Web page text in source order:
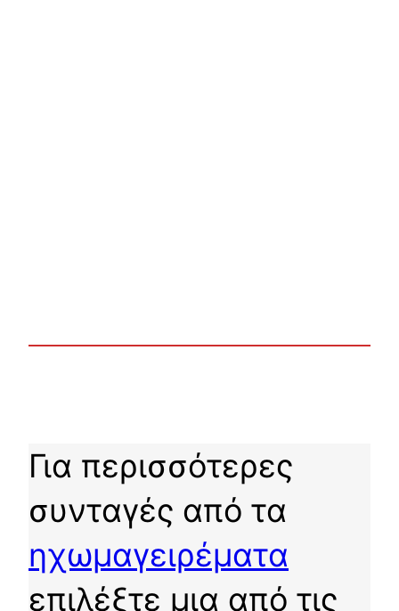
Για περισσότερες
συνταγές από τα
ηχωμαγειρέματα
επιλέξτε μια από τις